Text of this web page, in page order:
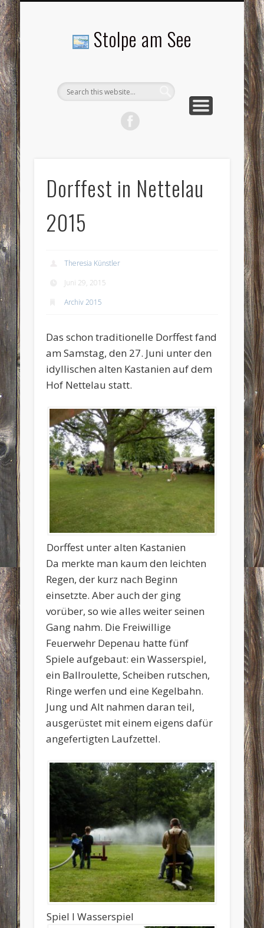
Stolpe am See
Dorffest in Nettelau
2015
Theresia Künstler
Juni 29, 2015
Archiv 2015
Das schon traditionelle Dorffest fand
am Samstag, den 27. Juni unter den
idyllischen alten Kastanien auf dem
Hof Nettelau statt.
Dorffest unter alten Kastanien
Da merkte man kaum den leichten
Regen, der kurz nach Beginn
einsetzte. Aber auch der ging
vorüber, so wie alles weiter seinen
Gang nahm. Die Freiwillige
Feuerwehr Depenau hatte fünf
Spiele aufgebaut: ein Wasserspiel,
ein Ballroulette, Scheiben rutschen,
Ringe werfen und eine Kegelbahn.
Jung und Alt nahmen daran teil,
ausgerüstet mit einem eigens dafür
angefertigten Laufzettel.
Spiel I Wasserspiel